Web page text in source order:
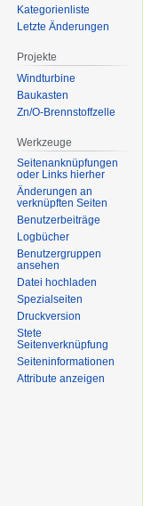
Kategorienliste
Letzte Änderungen
Projekte
Windturbine
Baukasten
Zn/O-Brennstoffzelle
Werkzeuge
Seitenanknüpfungen
oder Links hierher
Änderungen an
verknüpften Seiten
Benutzerbeiträge
Logbücher
Benutzergruppen
ansehen
Datei hochladen
Spezialseiten
Druckversion
Stete
Seitenverknüpfung
Seiten­informationen
Attribute anzeigen